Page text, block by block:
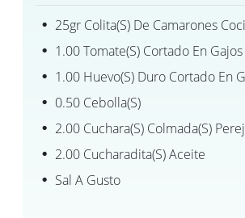
25gr Colita(s) De Camarones
1.00 Tomate(s) Cortado En Gajos
1.00 Huevo(s) Duro Cortado En
0.50 Cebolla(s)
2.00 Cuchara(s) Colmada(s)
2.00 Cucharadita(s) Aceite
Sal A Gusto